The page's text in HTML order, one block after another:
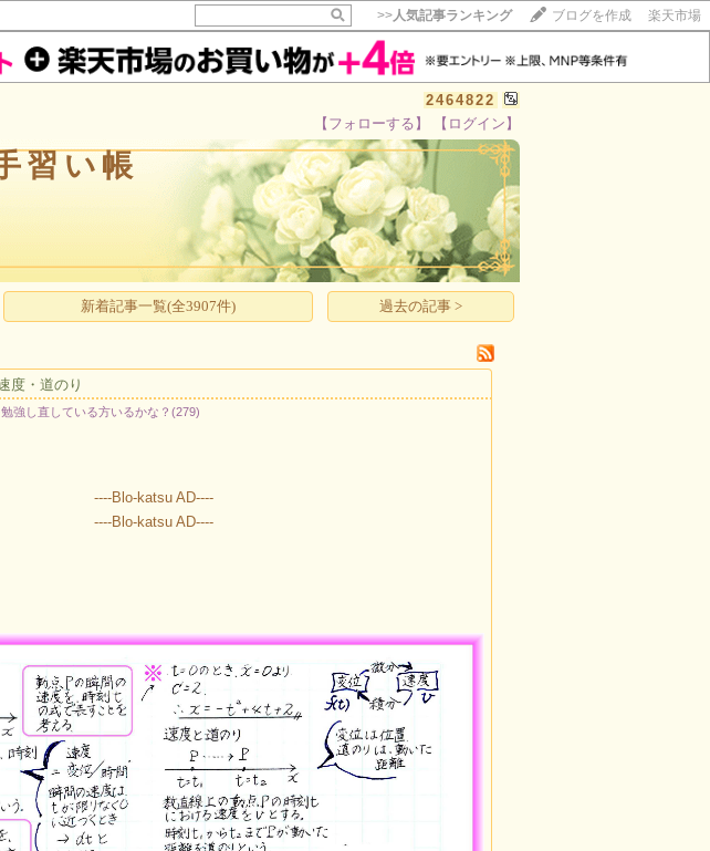
>>人気記事ランキング ブログを作成 楽天市場
2464822
【フォローする】 【ログイン】
習い帳
15記事にいいね！で1ポイント
10秒滞在
いいね!
新着記事一覧(全3907件) 過去の記事 >
・道のり
強し直している方いるかな？(279)
----Blo-katsu AD----
----Blo-katsu AD----